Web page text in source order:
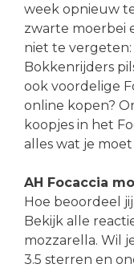
week opnieuw
zwarte moerbei
niet te
Bokkenrijders
ook voordelige
online kopen?
koopjes in het
alles wat je
AH Focaccia
Hoe beoordeel
Bekijk alle
mozzarella. Wil
3.5 sterren en